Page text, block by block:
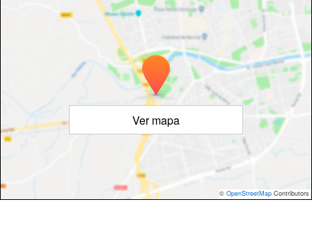
Ver mapa
© OpenStreetMap Contributors